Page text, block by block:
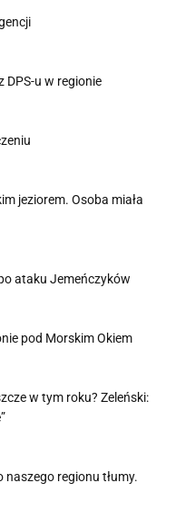
DPS-u w regionie
jeziorem. Osoba miała
ataku Jemeńczyków
pod Morskim Okiem
w tym roku? Zeleński:
regionu tłumy.